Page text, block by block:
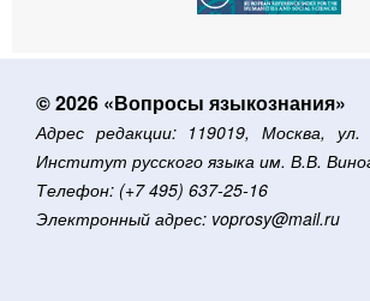
© 2026 «Вопросы языкознания»
Адрес редакции: 119019, Москва, ул.
Институт русского языка им. В.В.
Телефон: (+7 495) 637-25-16
Электронный адрес: voprosy@mail.ru